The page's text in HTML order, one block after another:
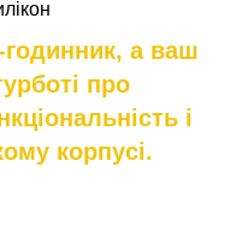
а ваш
про
і
корпусі.